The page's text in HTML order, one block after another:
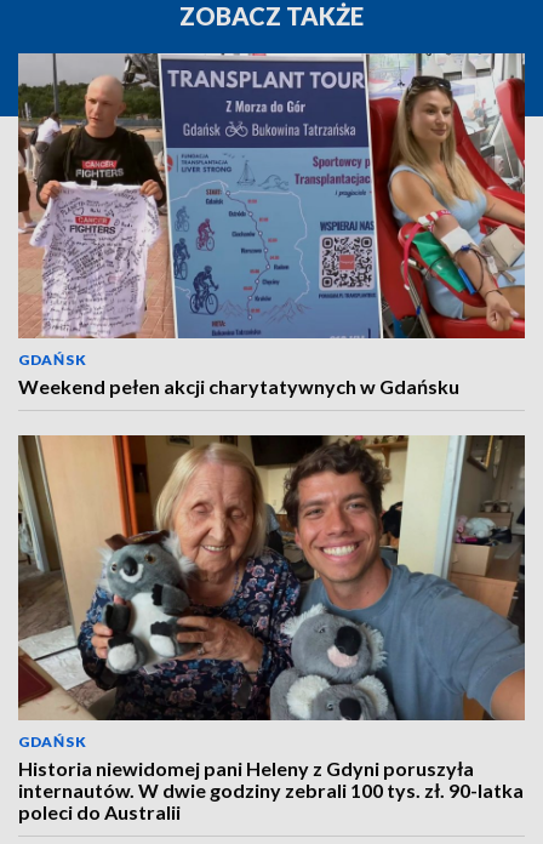
ZOBACZ TAKŻE
GDAŃSK
Weekend pełen akcji charytatywnych w Gdańsku
GDAŃSK
Historia niewidomej pani Heleny z Gdyni poruszyła
internautów. W dwie godziny zebrali 100 tys. zł. 90-latka
poleci do Australii